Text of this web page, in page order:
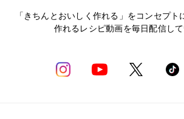
「きちんとおいしく作れる」をコンセプト
作れるレシピ動画を毎日配信して